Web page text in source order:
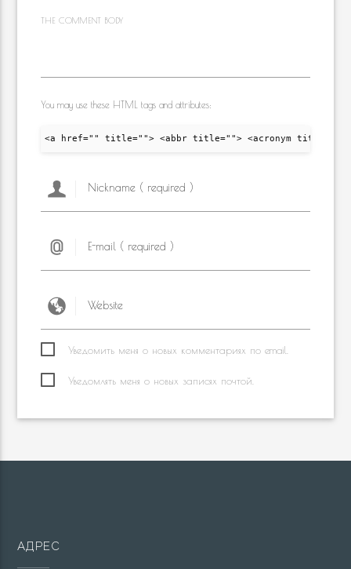
THE COMMENT BODY
You may use these HTML tags and attributes:
<a href="" title=""> <abbr title=""> <acronym title="">
Уведомить меня о новых комментариях по email.
Уведомлять меня о новых записях почтой.
АДРЕС